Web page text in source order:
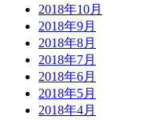
2018年10月
2018年9月
2018年8月
2018年7月
2018年6月
2018年5月
2018年4月